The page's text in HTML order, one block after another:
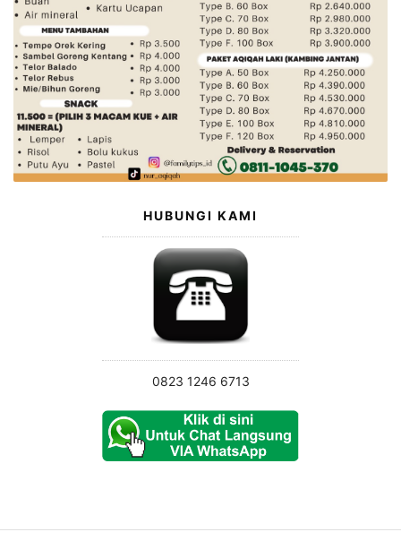
HUBUNGI KAMI
0823 1246 6713